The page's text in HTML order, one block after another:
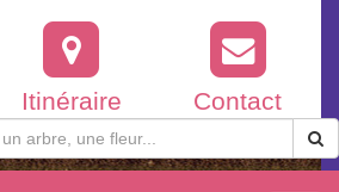
Itinéraire Contact